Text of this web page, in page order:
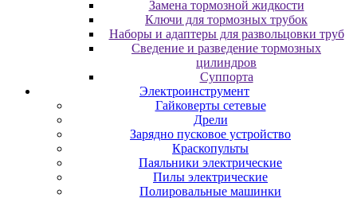
Замена тормозной жидкости
Ключи для тормозных трубок
Наборы и адаптеры для развольцовки труб
Сведение и разведение тормозных
цилиндров
Суппорта
Электроинструмент
Гайковерты сетевые
Дрели
Зарядно пусковое устройство
Краскопульты
Паяльники электрические
Пилы электрические
Полировальные машинки